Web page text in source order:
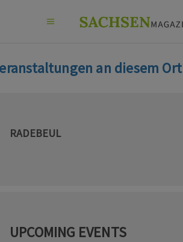
an diesem Ort
RADEBEUL
UPCOMING EVENTS